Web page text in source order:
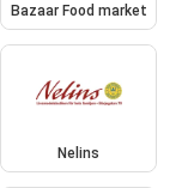
Bazaar Food market
Nelins